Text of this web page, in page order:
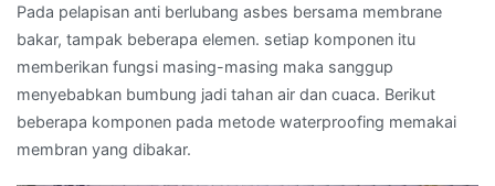
Pada pelapisan anti berlubang asbes bersama membrane
bakar, tampak beberapa elemen. setiap komponen itu
memberikan fungsi masing-masing maka sanggup
menyebabkan bumbung jadi tahan air dan cuaca. Berikut
beberapa komponen pada metode waterproofing memakai
membran yang dibakar.